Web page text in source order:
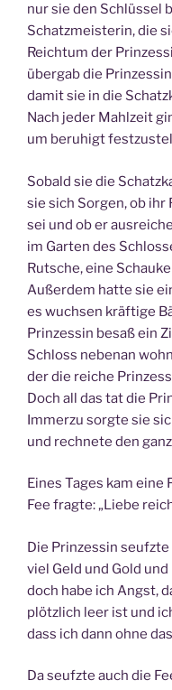
nur sie den Schlüssel
Schatzmeisterin, die
Reichtum der
übergab die
damit sie in die
Nach jeder Mahlzeit
um beruhigt
Sobald sie die
sie sich Sorgen, ob
sei und ob er
im Garten des
Rutsche, eine
Außerdem hatte sie
es wuchsen kräftige
Prinzessin besaß ein
Schloss nebenan
der die reiche
Doch all das tat die
Immerzu sorgte sie
und rechnete den
Eines Tages kam eine
Fee fragte: „Liebe
Die Prinzessin seufzte
viel Geld und Gold
doch habe ich Angst,
plötzlich leer ist und
dass ich dann ohne
Da seufzte auch die